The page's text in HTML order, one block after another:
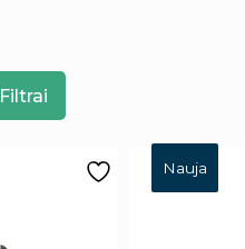
Filtrai
Nauja